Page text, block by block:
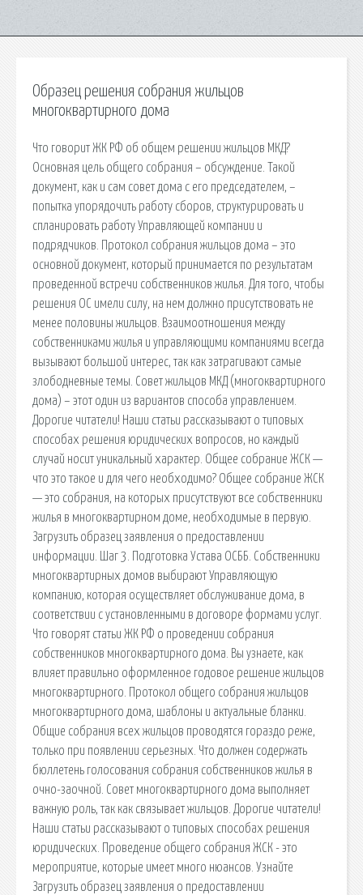
Образец решения собрания жильцов
многоквартирного дома
Что говорит ЖК РФ об общем решении жильцов МКД?
Основная цель общего собрания – обсуждение. Такой
документ, как и сам совет дома с его председателем, –
попытка упорядочить работу сборов, структурировать и
спланировать работу Управляющей компании и
подрядчиков. Протокол собрания жильцов дома – это
основной документ, который принимается по результатам
проведенной встречи собственников жилья. Для того, чтобы
решения ОС имели силу, на нем должно присутствовать не
менее половины жильцов. Взаимоотношения между
собственниками жилья и управляющими компаниями всегда
вызывают большой интерес, так как затрагивают самые
злободневные темы. Совет жильцов МКД (многоквартирного
дома) – этот один из вариантов способа управлением.
Дорогие читатели! Наши статьи рассказывают о типовых
способах решения юридических вопросов, но каждый
случай носит уникальный характер. Общее собрание ЖСК —
что это такое и для чего необходимо? Общее собрание ЖСК
— это собрания, на которых присутствуют все собственники
жилья в многоквартирном доме, необходимые в первую.
Загрузить образец заявления о предоставлении
информации. Шаг 3. Подготовка Устава ОСББ. Собственники
многоквартирных домов выбирают Управляющую
компанию, которая осуществляет обслуживание дома, в
соответствии с установленными в договоре формами услуг.
Что говорят статьи ЖК РФ о проведении собрания
собственников многоквартирного дома. Вы узнаете, как
влияет правильно оформленное годовое решение жильцов
многоквартирного. Протокол общего собрания жильцов
многоквартирного дома, шаблоны и актуальные бланки.
Общие собрания всех жильцов проводятся гораздо реже,
только при появлении серьезных. Что должен содержать
бюллетень голосования собрания собственников жилья в
очно-заочной. Совет многоквартирного дома выполняет
важную роль, так как связывает жильцов. Дорогие читатели!
Наши статьи рассказывают о типовых способах решения
юридических. Проведение общего собрания ЖСК - это
мероприятие, которые имеет много нюансов. Узнайте
Загрузить образец заявления о предоставлении